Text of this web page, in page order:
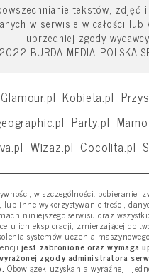
tekstów, zdjęć i
w serwisie w całości lub
uprzedniej zgody
BURDA MEDIA POLSKA
Glamour.pl Kobieta.pl
Party.pl
Wizaz.pl Cocolita.pl
w szczególności: pobieranie,
lub inne wykorzystywanie treści,
niniejszego serwisu oraz
ich eksploracji, zmierzającej do
systemów uczenia
jest zabronione oraz wymaga
zgody administratora
Obowiązek uzyskania wyraźnej i